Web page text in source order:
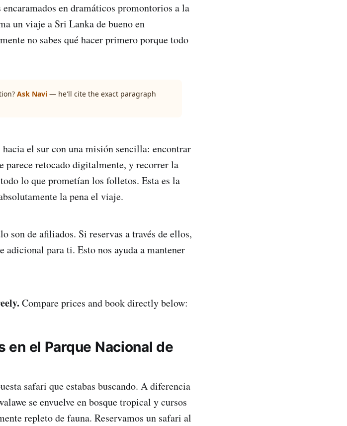
en dramáticos promontorios a la
un viaje a Sri Lanka de bueno en
no sabes qué hacer primero porque todo
Ask Navi — he'll cite the exact paragraph
el sur con una misión sencilla: encontrar
parece retocado digitalmente, y recorrer la
lo que prometían los folletos. Esta es la
la pena el viaje.
son de afiliados. Si reservas a través de ellos,
para ti. Esto nos ayuda a mantener
Compare prices and book directly below:
el Parque Nacional de
safari que estabas buscando. A diferencia
se envuelve en bosque tropical y cursos
repleto de fauna. Reservamos un safari al